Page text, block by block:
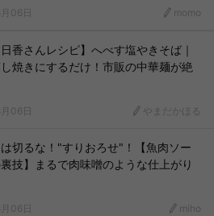
06日 momo
日香さんレシピ】へべす塩やきそば｜
焼きにするだけ！市販の中華麺が絶
06日 やまだかほる
切るな！"すりおろせ"！【魚肉ソー
技】まるで肉味噌のような仕上がり
06日 miho